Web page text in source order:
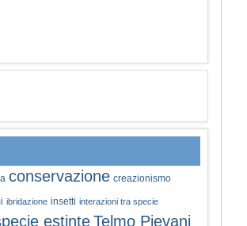
conservazione creazionismo
ibridazione insetti interazioni tra specie
estinteTelmo Pievani